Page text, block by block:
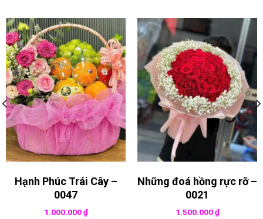
Hạnh Phúc Trái Cây –
0047
1.000.000₫
Những đoá hồng rực rỡ –
0021
1.500.000₫